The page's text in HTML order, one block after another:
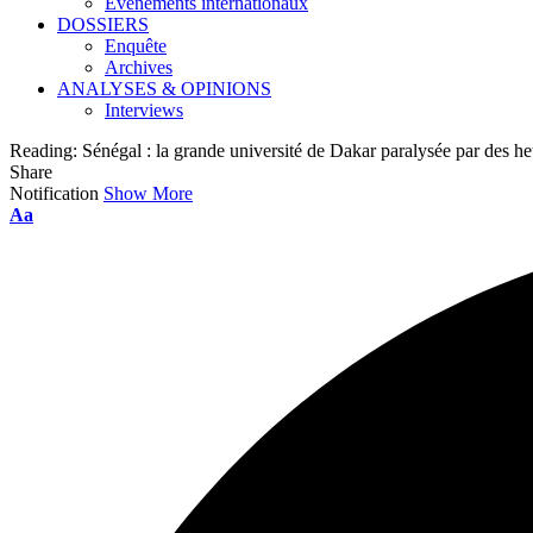
DOSSIERS
Enquête
Archives
ANALYSES & OPINIONS
Interviews
Reading: Sénégal : la grande université de Dakar paralysée par des
Share
Notification Show More
Font
Aa